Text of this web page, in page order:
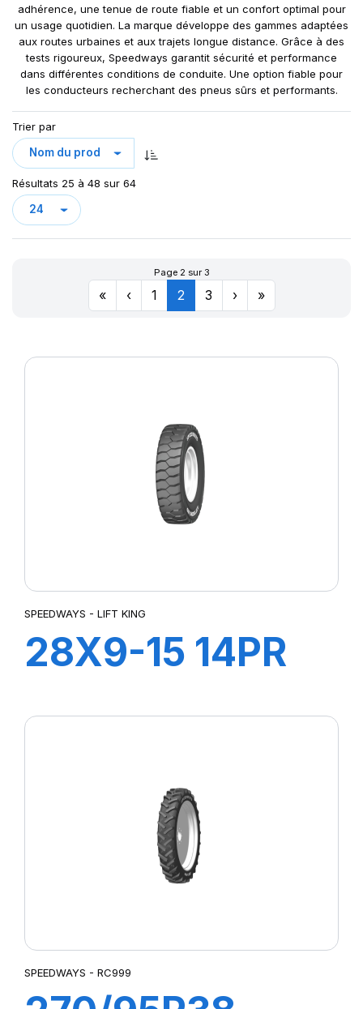
PK 319
POWERGRIP
POWER GRIP G-2
POWER LUG (R-4)
SAMRAT
SW-101
SW-201
adhérence, une tenue de route fiable et un confort optimal pour
un usage quotidien. La marque développe des gammes adaptées
aux routes urbaines et aux trajets longue distance. Grâce à des
tests rigoureux, Speedways garantit sécurité et performance
dans différentes conditions de conduite. Une option fiable pour
les conducteurs recherchant des pneus sûrs et performants.
Trier par
Résultats 25 à 48 sur 64
Page 2 sur 3
« ‹ 1 2 3 › »
SPEEDWAYS - LIFT KING
28X9-15 14PR
SPEEDWAYS - RC999